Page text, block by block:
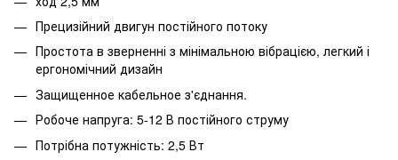
Прецизійний двигун постійного потоку
Простота в зверненні з мінімальною вібрацією, легкий і
ергономічний дизайн
Защищенное кабельное з'єднання.
Робоче напруга: 5-12 В постійного струму
Потрібна потужність: 2,5 Вт